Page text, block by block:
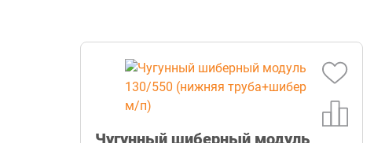
Чугунный шиберный модуль